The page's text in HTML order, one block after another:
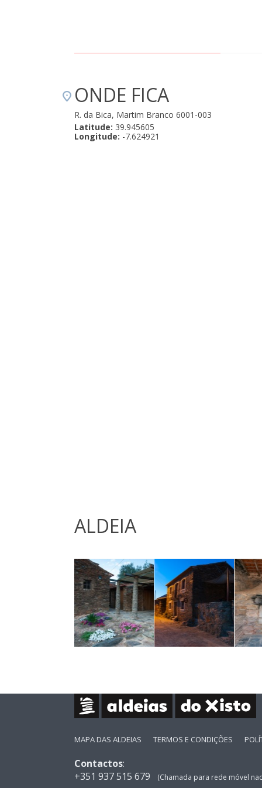
ONDE FICA
R. da Bica, Martim Branco 6001-003
Latitude: 39.945605
Longitude: -7.624921
ALDEIA
MAPA DAS ALDEIAS TERMOS E CONDIÇÕES
Contactos:
+351 937 515 679
(Chamada para rede móvel